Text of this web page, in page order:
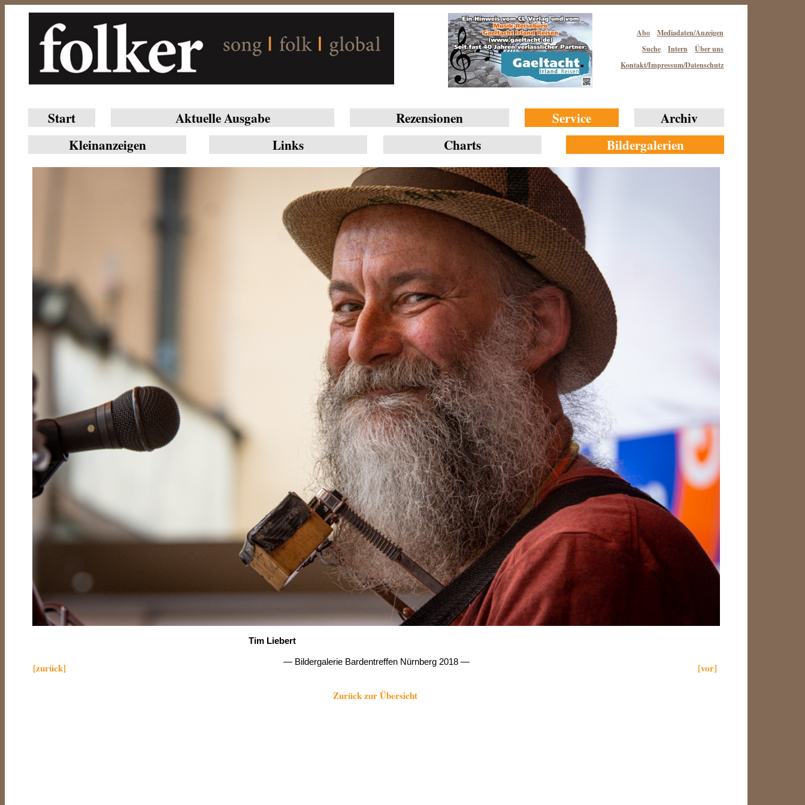
Abo
Mediadaten/Anzeigen
Suche
Intern
Über uns
Kontakt/Impressum/Datenschutz
Start Aktuelle Ausgabe Rezensionen Service
Archiv
Klein­anzeigen
Links Charts Bildergalerien
Tim Liebert
[zurück] — Bildergalerie Bardentreffen Nürnberg 2018 — [vor]
Zurück zur Übersicht